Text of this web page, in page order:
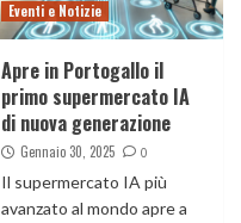
Eventi e Notizie
Apre in Portogallo il
primo supermercato IA
di nuova generazione
Gennaio 30, 2025 0
Il supermercato IA più
avanzato al mondo apre a